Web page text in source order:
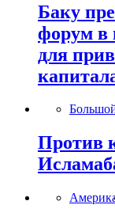
Баку
форум в
для
Против